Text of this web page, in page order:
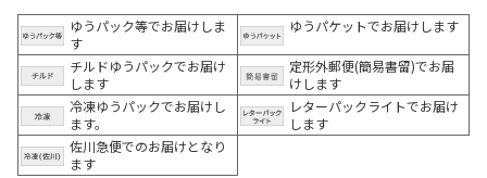
ゆうパック等でお届けしま
す
ゆうパケットでお届けします
チルドゆうパックでお届け
します
定形外郵便(簡易書留)でお届
けします
冷凍ゆうパックでお届けし
ます。
レターパックライトでお届け
します
佐川急便でのお届けとなり
ます